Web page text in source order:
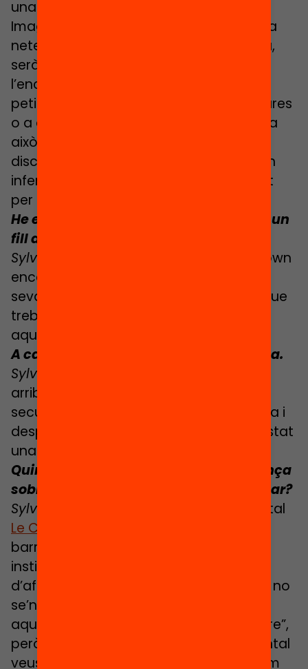
una cursa d’obstacles per als pares.
Imagina’t el cas d’una mare que treballa
netejant oficines a les 4 de la matinada,
serà el germà o la germana gran
l’encarregat de portar i recollir els nens
petits de l’escola, amb qui faran els deures
o a qui li tocarà canviar els bolquers. Si a
això hi afegeixes un nen amb una
discapacitat, la vida es converteix en un
infern. Clarament, el sistema no està fet
per a aquestes famílies.
He estat una d’aquestes famílies, tinc un
fill amb síndrome de Down.
Sylvaine
: En el cas de la síndrome de Down
encara menys. S’ha avançat molt en la
seva educació, i avui dia tenim adults que
treballen i tot això, mentre que abans
aquests nens no anaven ni a l’escola.
A casa nostra tots han d’anar a l’escola.
Sylvaine
arriben nens amb síndrome de Down a
secundària, perquè primer feien primària i
després els trèiem el sistema. Això ha estat
una lluita dels pares.
Quines altres experiències hi ha a França
sobre lluita contra la segregació escolar?
Sylvaine
: Fa poc vaig mirar el documental
Le Collège d’à Côté
barri. El que van fer va ser barrejar dos
instituts, un de segregat i un altre
d’afavorit, i veus que al principi els nens no
se’n refien, diuen “què farem amb tots
aquests
que han vingut al centre”,
però a mesura que avança el documental
veus com els alumnes es barregen i com